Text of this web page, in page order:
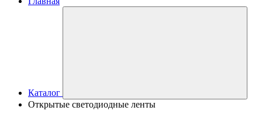
Каталог
Открытые светодиодные ленты